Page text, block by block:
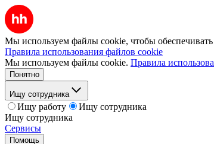
Мы используем файлы cookie, чтобы
Правила использования файлов cookie
Мы используем файлы cookie. Правила
Понятно
Ищу сотрудника
Ищу работу
Ищу сотрудника
Ищу сотрудника
Сервисы
Помощь